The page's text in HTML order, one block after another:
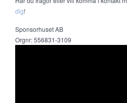
dig!
Sponsorhuset AB
Orgnr: 556831-3109